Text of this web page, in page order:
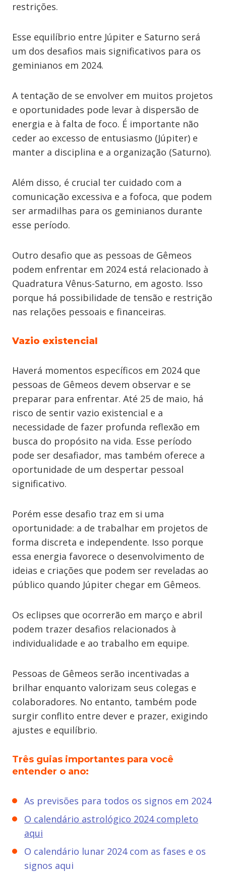
restrições.
Esse equilíbrio entre Júpiter e Saturno será
um dos desafios mais significativos para os
geminianos em 2024.
A tentação de se envolver em muitos projetos
e oportunidades pode levar à dispersão de
energia e à falta de foco. É importante não
ceder ao excesso de entusiasmo (Júpiter) e
manter a disciplina e a organização (Saturno).
Além disso, é crucial ter cuidado com a
comunicação excessiva e a fofoca, que podem
ser armadilhas para os geminianos durante
esse período.
Outro desafio que as pessoas de Gêmeos
podem enfrentar em 2024 está relacionado à
Quadratura Vênus-Saturno, em agosto. Isso
porque há possibilidade de tensão e restrição
nas relações pessoais e financeiras.
Vazio existencial
Haverá momentos específicos em 2024 que
pessoas de Gêmeos devem observar e se
preparar para enfrentar. Até 25 de maio, há
risco de sentir vazio existencial e a
necessidade de fazer profunda reflexão em
busca do propósito na vida. Esse período
pode ser desafiador, mas também oferece a
oportunidade de um despertar pessoal
significativo.
Porém esse desafio traz em si uma
oportunidade: a de trabalhar em projetos de
forma discreta e independente. Isso porque
essa energia favorece o desenvolvimento de
ideias e criações que podem ser reveladas ao
público quando Júpiter chegar em Gêmeos.
Os eclipses que ocorrerão em março e abril
podem trazer desafios relacionados à
individualidade e ao trabalho em equipe.
Pessoas de Gêmeos serão incentivadas a
brilhar enquanto valorizam seus colegas e
colaboradores. No entanto, também pode
surgir conflito entre dever e prazer, exigindo
ajustes e equilíbrio.
Três guias importantes para você
entender o ano:
As previsões para todos os signos em 2024
O calendário astrológico 2024 completo
aqui
O calendário lunar 2024 com as fases e os
signos aqui